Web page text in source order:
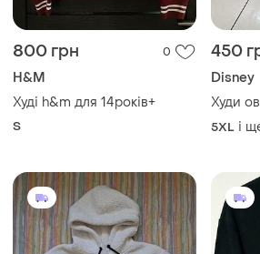
800 грн 0
H&M
Худі h&m для 14років+
S
450
Disney
Худи
5XL і